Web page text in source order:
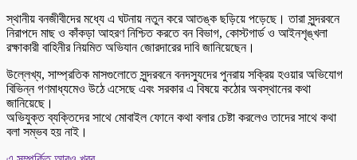
স্থানীয় বনজীবীদের মধ্যে এ ঘটনায় নতুন করে আতঙ্ক ছড়িয়ে পড়েছে। তারা সুন্দরবনে
নিরাপদে মাছ ও কাঁকড়া আহরণ নিশ্চিত করতে বন বিভাগ, কোস্টগার্ড ও আইনশৃঙ্খলা
রক্ষাকারী বাহিনীর নিয়মিত অভিযান জোরদারের দাবি জানিয়েছেন।
উল্লেখ্য, সাম্প্রতিক মাসগুলোতে সুন্দরবনে বনদস্যুদের পুনরায় সক্রিয় হওয়ার অভিযোগ
বিভিন্ন গণমাধ্যমেও উঠে এসেছে এবং সরকার এ বিষয়ে কঠোর অবস্থানের কথা
জানিয়েছে।
অভিযুক্ত ব্যক্তিদের সাথে মোবাইল ফোনে কথা বলার চেষ্টা করলেও তাদের সাথে কথা
বলা সম্ভব হয় নাই।